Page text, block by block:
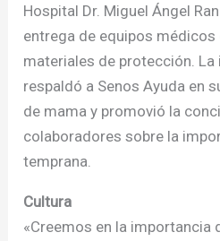
Hospital Dr. Miguel Ángel
entrega de equipos
materiales de protección.
respaldó a Senos Ayuda en
de mama y promovió la
colaboradores sobre la
temprana.
Cultura
«Creemos en la importancia